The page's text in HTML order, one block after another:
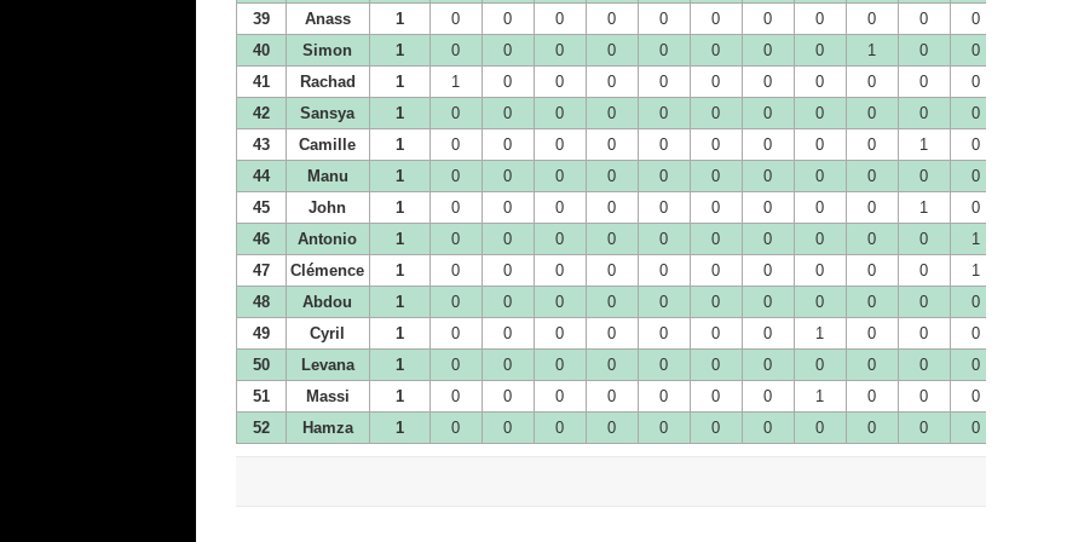
39 Anass 1 0 0 0 0 0 0 0 0 0 0 0
40
Simon 1 0 0 0 0 0 0 0 0 1 0 0
41
Rachad 1 1 0 0 0 0 0 0 0 0 0 0
42
Sansya 1 0 0 0 0 0 0 0 0 0 0 0
43
Camille 1 0 0 0 0 0 0 0 0 0 1 0
44
Manu 1 0 0 0 0 0 0 0 0 0 0 0
45
John 1 0 0 0 0 0 0 0 0 0 1 0
46
Antonio 1 0 0 0 0 0 0 0 0 0 0 1
47
Clémence 1 0 0 0 0 0 0 0 0 0 0 1
48
Abdou 1 0 0 0 0 0 0 0 0 0 0 0
49
Cyril 1 0 0 0 0 0 0 0 1 0 0 0
50
Levana 1 0 0 0 0 0 0 0 0 0 0 0
51
Massi 1 0 0 0 0 0 0 0 1 0 0 0
52
Hamza 1 0 0 0 0 0 0 0 0 0 0 0